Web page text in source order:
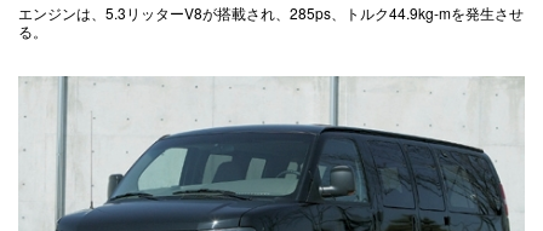
エンジンは、5.3リッターV8が搭載され、285ps、トルク44.9kg-mを発生させ
る。